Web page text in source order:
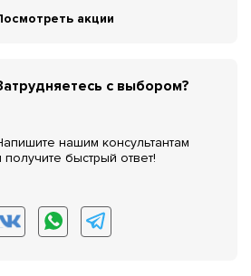
акции
с выбором?
нашим консультантам
получите быстрый ответ!